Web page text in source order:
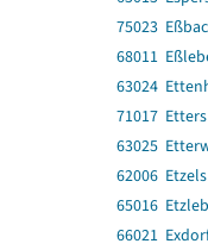
75023
68011
63024
71017
63025
62006
65016
66021